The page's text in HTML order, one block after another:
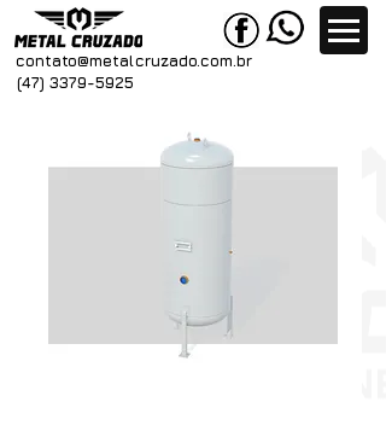
contato@metalcruzado.com.br
(47) 3379-5925